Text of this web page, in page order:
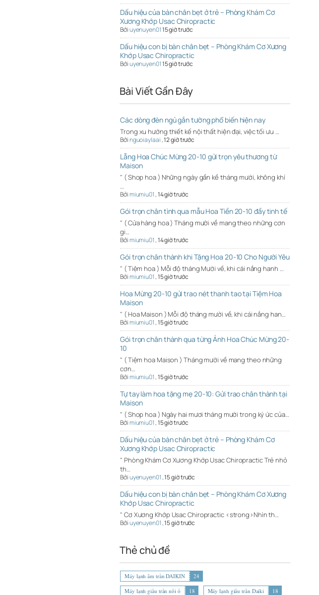
Dấu hiệu của bàn chân bẹt ở trẻ – Phòng Khám Cơ
Xương Khớp Usac Chiropractic
Bởiuyenuyen0115 giờ trước
Dấu hiệu con bị bàn chân bẹt – Phòng Khám Cơ Xương
Khớp Usac Chiropractic
Bởiuyenuyen0115 giờ trước
Bài Viết Gần Đây
Các dòng đèn ngủ gắn tường phổ biến hiện nay
Trong xu hướng thiết kế nội thất hiện đại, việc tối ưu …
Bởinguoiaylaai,12 giờ trước
Lẵng Hoa Chúc Mừng 20-10 gửi trọn yêu thương từ
Maison
" ( Shop hoa ) Những ngày gần kề tháng mười, không khí
…
Bởimiumiu01,14 giờ trước
Gói trọn chân tình qua mẫu Hoa Tiền 20-10 đầy tinh tế
" ( Cửa hàng hoa ) Tháng mười về mang theo những cơn
gi…
Bởimiumiu01,14 giờ trước
Gói trọn chân thành khi Tặng Hoa 20-10 Cho Người Yêu
" ( Tiệm hoa ) Mỗi độ tháng Mười về, khi cái nắng hanh …
Bởimiumiu01,15 giờ trước
Hoa Mừng 20-10 gửi trao nét thanh tao tại Tiệm Hoa
Maison
" ( Hoa Maison ) Mỗi độ tháng mười về, khi cái nắng han…
Bởimiumiu01,15 giờ trước
Gói trọn chân thành qua từng Ảnh Hoa Chúc Mừng 20-
10
" ( Tiệm hoa Maison ) Tháng mười về mang theo những
cơn…
Bởimiumiu01,15 giờ trước
Tự tay làm hoa tặng mẹ 20-10: Gửi trao chân thành tại
Maison
" ( Shop hoa ) Ngày hai mươi tháng mười trong ký ức của…
Bởimiumiu01,15 giờ trước
Dấu hiệu của bàn chân bẹt ở trẻ – Phòng Khám Cơ
Xương Khớp Usac Chiropractic
" Phòng Khám Cơ Xương Khớp Usac Chiropractic Trẻ nhỏ
th…
Bởiuyenuyen01,15 giờ trước
Dấu hiệu con bị bàn chân bẹt – Phòng Khám Cơ Xương
Khớp Usac Chiropractic
" Cơ Xương Khớp Usac Chiropractic <strong>Nhìn th…
Bởiuyenuyen01,15 giờ trước
Thẻ chủ đề
Máy lạnh âm trần DAIKIN
24
Máy lạnh giấu trần nối ố
18 Máy lạnh giấu trần Daiki
18